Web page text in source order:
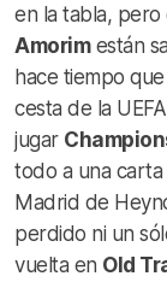
en la tabla, pero
Amorimestán
hace tiempo
cesta de la
jugar
todo a una carta
Madrid de
perdido ni un
vuelta en Old